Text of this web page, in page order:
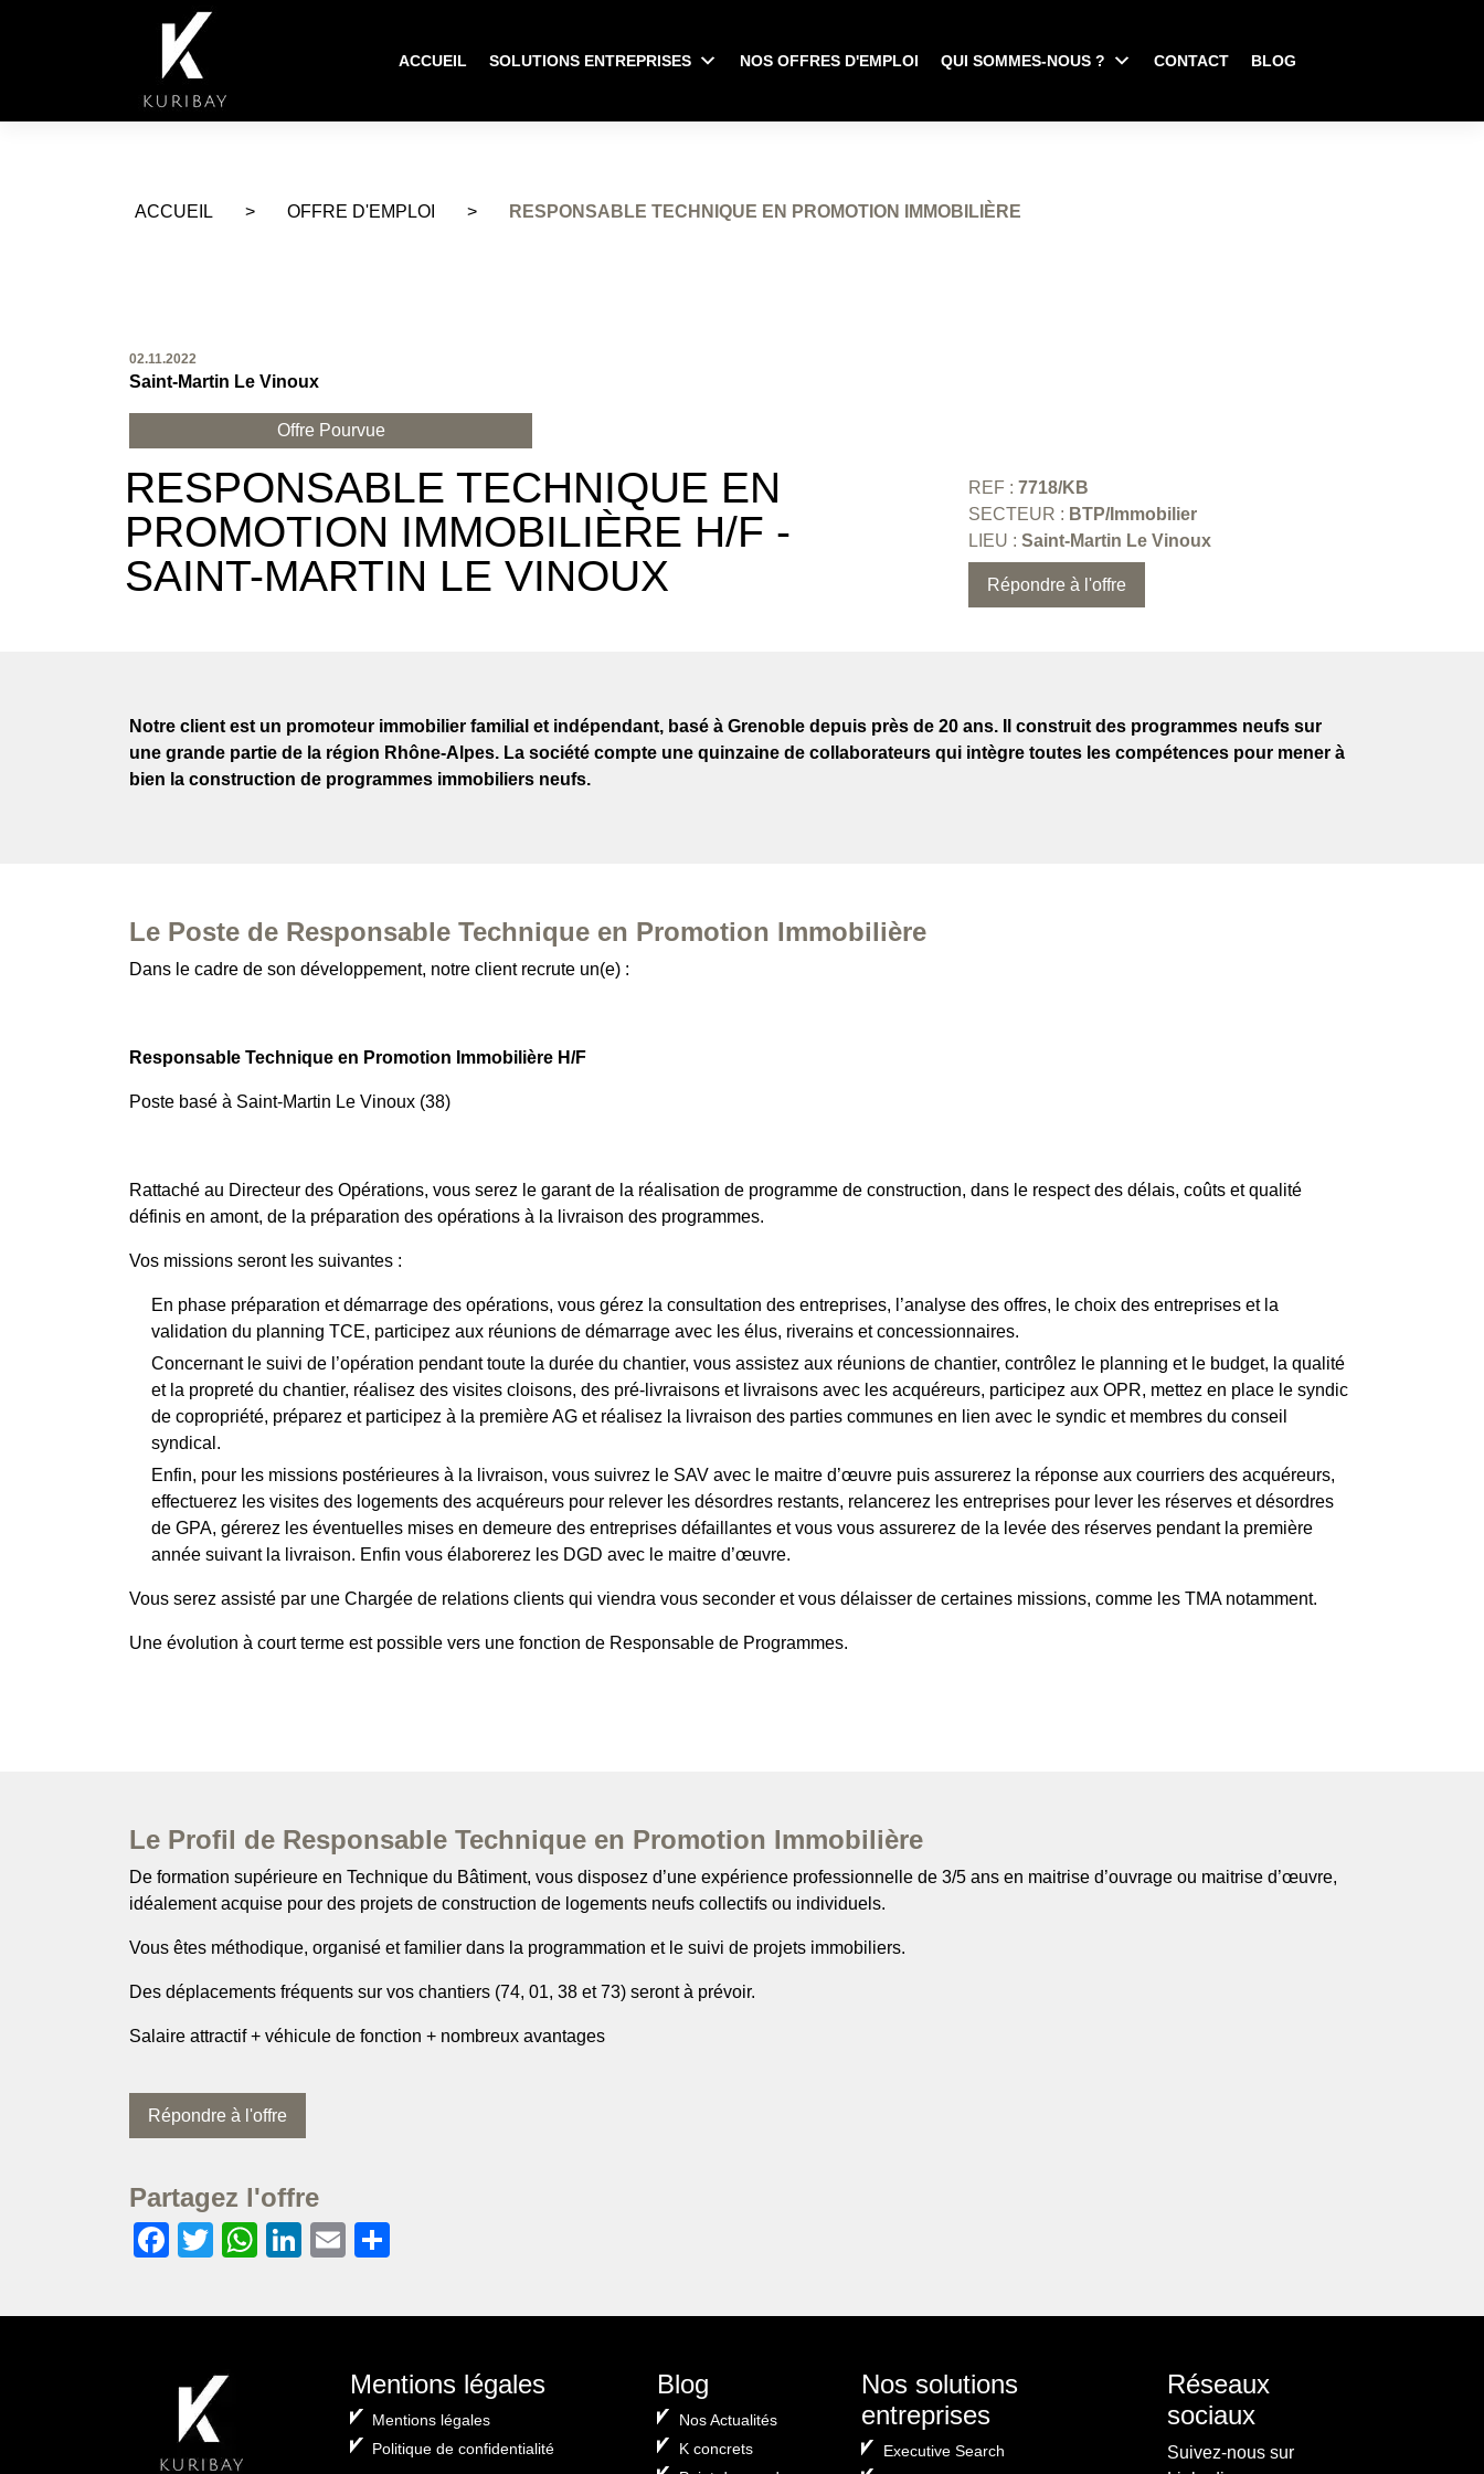
ACCUEIL SOLUTIONS ENTREPRISES NOS OFFRES D'EMPLOI QUI SOMMES-NOUS ? CONTACT BLOG
ACCUEIL > OFFRE D'EMPLOI > RESPONSABLE TECHNIQUE EN PROMOTION IMMOBILIÈRE
02.11.2022
Saint-Martin Le Vinoux
Offre Pourvue
RESPONSABLE TECHNIQUE EN
PROMOTION IMMOBILIÈRE H/F -
SAINT-MARTIN LE VINOUX
REF : 7718/KB
SECTEUR : BTP/Immobilier
LIEU : Saint-Martin Le Vinoux
Répondre à l'offre
Notre client est un promoteur immobilier familial et indépendant, basé à Grenoble depuis près de 20 ans. Il construit des programmes neufs sur
une grande partie de la région Rhône-Alpes. La société compte une quinzaine de collaborateurs qui intègre toutes les compétences pour mener à
bien la construction de programmes immobiliers neufs.
Le Poste de Responsable Technique en Promotion Immobilière
Dans le cadre de son développement, notre client recrute un(e) :
Responsable Technique en Promotion Immobilière H/F
Poste basé à Saint-Martin Le Vinoux (38)
Rattaché au Directeur des Opérations, vous serez le garant de la réalisation de programme de construction, dans le respect des délais, coûts et qualité
définis en amont, de la préparation des opérations à la livraison des programmes.
Vos missions seront les suivantes :
En phase préparation et démarrage des opérations, vous gérez la consultation des entreprises, l’analyse des offres, le choix des entreprises et la
validation du planning TCE, participez aux réunions de démarrage avec les élus, riverains et concessionnaires.
Concernant le suivi de l’opération pendant toute la durée du chantier, vous assistez aux réunions de chantier, contrôlez le planning et le budget, la qualité
et la propreté du chantier, réalisez des visites cloisons, des pré-livraisons et livraisons avec les acquéreurs, participez aux OPR, mettez en place le syndic
de copropriété, préparez et participez à la première AG et réalisez la livraison des parties communes en lien avec le syndic et membres du conseil
syndical.
Enfin, pour les missions postérieures à la livraison, vous suivrez le SAV avec le maitre d’œuvre puis assurerez la réponse aux courriers des acquéreurs,
effectuerez les visites des logements des acquéreurs pour relever les désordres restants, relancerez les entreprises pour lever les réserves et désordres
de GPA, gérerez les éventuelles mises en demeure des entreprises défaillantes et vous vous assurerez de la levée des réserves pendant la première
année suivant la livraison. Enfin vous élaborerez les DGD avec le maitre d’œuvre.
Vous serez assisté par une Chargée de relations clients qui viendra vous seconder et vous délaisser de certaines missions, comme les TMA notamment.
Une évolution à court terme est possible vers une fonction de Responsable de Programmes.
Le Profil de Responsable Technique en Promotion Immobilière
De formation supérieure en Technique du Bâtiment, vous disposez d’une expérience professionnelle de 3/5 ans en maitrise d’ouvrage ou maitrise d’œuvre,
idéalement acquise pour des projets de construction de logements neufs collectifs ou individuels.
Vous êtes méthodique, organisé et familier dans la programmation et le suivi de projets immobiliers.
Des déplacements fréquents sur vos chantiers (74, 01, 38 et 73) seront à prévoir.
Salaire attractif + véhicule de fonction + nombreux avantages
Répondre à l'offre
Partagez l'offre
Facebook
TwitterWhatsApp
LinkedIn
Email
Mentions légales
Mentions légales
Politique de confidentialité
Blog
Nos Actualités
K concrets
Nos solutions
entreprises
Executive Search
Réseaux
sociaux
Suivez-nous sur